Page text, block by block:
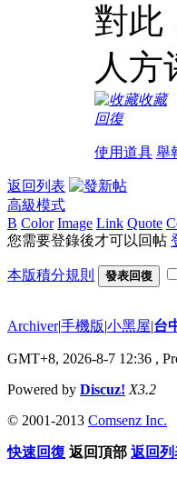
對此
人
收藏
回復
使用道具 舉
返回列表
高級模式
B Color Image Link Quote
您需要登錄後才可以回帖
本版積分規則 發表回復
Archiver|手機版|小黑屋|台
GMT+8, 2026-8-7 12:36 ,
Powered by Discuz! X3.2
© 2001-2013 Comsenz Inc.
快速回復 返回頂部 返回列